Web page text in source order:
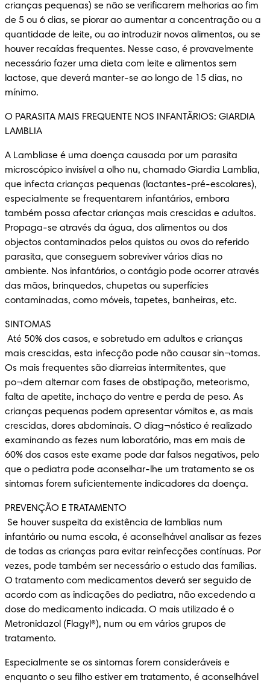
crianças pequenas) se não se verificarem melhorias ao fim
de 5 ou 6 dias, se piorar ao aumentar a concentração ou a
quantidade de leite, ou ao introduzir novos alimentos, ou se
houver recaídas frequentes. Nesse caso, é provavelmente
necessário fazer uma dieta com leite e alimentos sem
lactose, que deverá manter-se ao longo de 15 dias, no
mínimo.
O PARASITA MAIS FREQUENTE NOS INFANTÃRIOS: GIARDIA
LAMBLIA
A Lambliase é uma doença causada por um parasita
microscópico invisível a olho nu, chamado Giardia Lamblia,
que infecta crianças pequenas (lactantes-pré-escolares),
especialmente se frequentarem infantários, embora
também possa afectar crianças mais crescidas e adultos.
Propaga-se através da água, dos alimentos ou dos
objectos contaminados pelos quistos ou ovos do referido
parasita, que conseguem sobreviver vários dias no
ambiente. Nos infantários, o contágio pode ocorrer através
das mãos, brinquedos, chupetas ou superfícies
contaminadas, como móveis, tapetes, banheiras, etc.
SINTOMAS
mais crescidas, esta infecção pode não causar sin¬tomas.
Os mais frequentes são diarreias intermitentes, que
po¬dem alternar com fases de obstipação, meteorismo,
falta de apetite, inchaço do ventre e perda de peso. As
crianças pequenas podem apresentar vómitos e, as mais
crescidas, dores abdominais. O diag¬nóstico é realizado
examinando as fezes num laboratório, mas em mais de
60% dos casos este exame pode dar falsos negativos, pelo
que o pediatra pode aconselhar-lhe um tratamento se os
sintomas forem suficientemente indicadores da doença.
PREVENÇÃO E TRATAMENTO
infantário ou numa escola, é aconselhável analisar as fezes
de todas as crianças para evitar reinfecções contínuas. Por
vezes, pode também ser necessário o estudo das famílias.
O tratamento com medicamentos deverá ser seguido de
acordo com as indicações do pediatra, não excedendo a
dose do medicamento indicada. O mais utilizado é o
Metronidazol (Flagyl®), num ou em vários grupos de
tratamento.
Especialmente se os sintomas forem consideráveis e
enquanto o seu filho estiver em tratamento, é aconselhável